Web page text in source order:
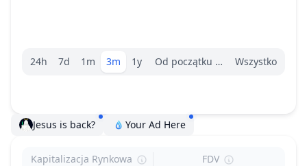
Wybór zakresu.
24h 7d 1m 3m 1y Od początku rokuWszystko
Jesus is back? Your Ad Here
Kapitalizacja Rynkowa FDV